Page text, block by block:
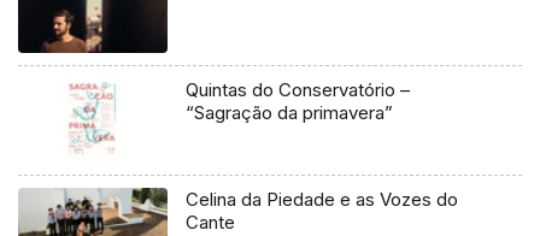
Quintas do Conservatório –
“Sagração da primavera”
Celina da Piedade e as Vozes do
Cante